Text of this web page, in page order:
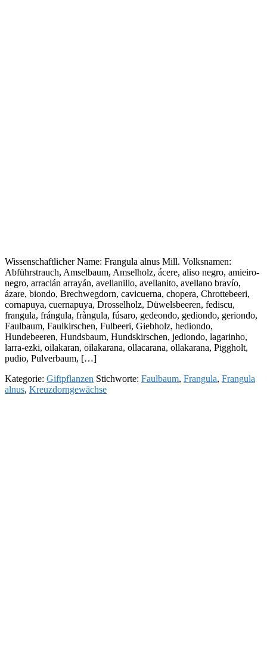
Wissenschaftlicher Name: Frangula alnus Mill. Volksnamen:
Abführstrauch, Amselbaum, Amselholz, ácere, aliso negro, amieiro-
negro, arraclán arrayán, avellanillo, avellanito, avellano bravío,
ázare, biondo, Brechwegdorn, cavicuerna, chopera, Chrottebeeri,
cornapuya, cuernapuya, Drosselholz, Düwelsbeeren, fediscu,
frangula, frángula, fràngula, fúsaro, gedeondo, gediondo, geriondo,
Faulbaum, Faulkirschen, Fulbeeri, Giebholz, hediondo,
Hundebeeren, Hundsbaum, Hundskirschen, jediondo, lagarinho,
larra-ezki, oilakaran, oilakarana, ollacarana, ollakarana, Piggholt,
pudio, Pulverbaum, […]
Kategorie: Giftpflanzen Stichworte: Faulbaum, Frangula, Frangula
alnus, Kreuzdorngewächse